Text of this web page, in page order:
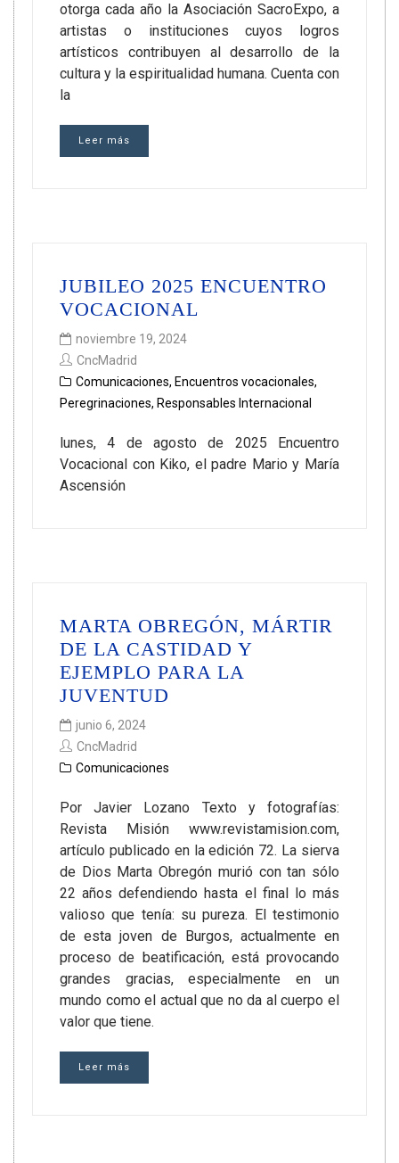
otorga cada año la Asociación SacroExpo, a
artistas o instituciones cuyos logros
artísticos contribuyen al desarrollo de la
cultura y la espiritualidad humana. Cuenta con
la
Leer más
JUBILEO 2025 ENCUENTRO
VOCACIONAL
noviembre 19, 2024
CncMadrid
Comunicaciones, Encuentros vocacionales,
Peregrinaciones, Responsables Internacional
lunes, 4 de agosto de 2025 Encuentro
Vocacional con Kiko, el padre Mario y María
Ascensión
MARTA OBREGÓN, MÁRTIR
DE LA CASTIDAD Y
EJEMPLO PARA LA
JUVENTUD
junio 6, 2024
CncMadrid
Comunicaciones
Por Javier Lozano Texto y fotografías:
Revista Misión www.revistamision.com,
artículo publicado en la edición 72. La sierva
de Dios Marta Obregón murió con tan sólo
22 años defendiendo hasta el final lo más
valioso que tenía: su pureza. El testimonio
de esta joven de Burgos, actualmente en
proceso de beatificación, está provocando
grandes gracias, especialmente en un
mundo como el actual que no da al cuerpo el
valor que tiene.
Leer más